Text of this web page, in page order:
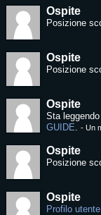
Ospite
Posizione
Ospite
Posizione
Ospite
Sta
GUIDE. - Un
Ospite
Posizione
Ospite
Profilo